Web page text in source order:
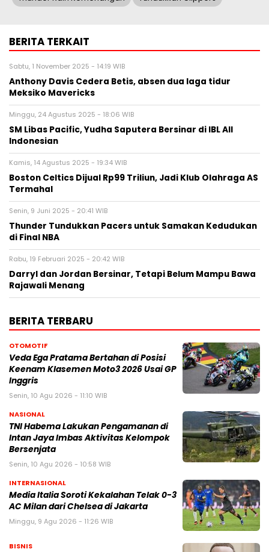
BERITA TERKAIT
Sabtu, 1 November 2025 - 14:19 WIB
Anthony Davis Cedera Betis, absen dua laga tidur
Meksiko Mavericks
Minggu, 24 Agustus 2025 - 18:06 WIB
SM Libas Pacific, Yudha Saputera Bersinar di IBL All
Indonesian
Kamis, 14 Agustus 2025 - 19:34 WIB
Boston Celtics Dijual Rp99 Triliun, Jadi Klub Olahraga AS
Termahal
Senin, 9 Juni 2025 - 20:41 WIB
Thunder Tundukkan Pacers untuk Samakan Kedudukan
di Final NBA
Rabu, 19 Februari 2025 - 20:42 WIB
Darryl dan Jordan Bersinar, Tetapi Belum Mampu Bawa
Rajawali Menang
BERITA TERBARU
OTOMOTIF
Veda Ega Pratama Bertahan di Posisi
Keenam Klasemen Moto3 2026 Usai GP
Inggris
Senin, 10 Agu 2026 - 11:10 WIB
NASIONAL
TNI Habema Lakukan Pengamanan di
Intan Jaya Imbas Aktivitas Kelompok
Bersenjata
Senin, 10 Agu 2026 - 10:58 WIB
INTERNASIONAL
Media Italia Soroti Kekalahan Telak 0-3
AC Milan dari Chelsea di Jakarta
Minggu, 9 Agu 2026 - 11:26 WIB
BISNIS